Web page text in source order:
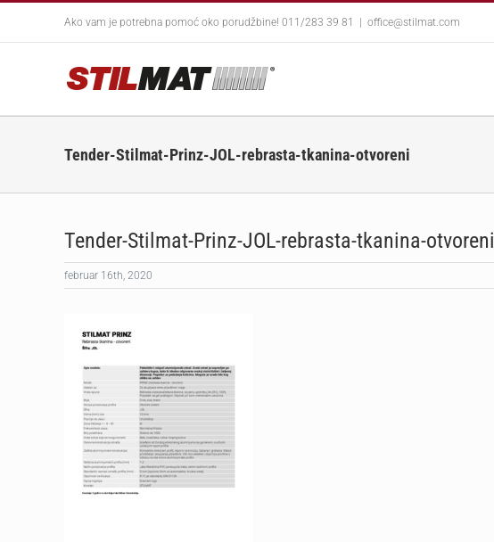
content
Ako vam je potrebna pomoć oko porudžbine! 011/283 39 81 office@stilmat.com
Tender-Stilmat-Prinz-JOL-rebrasta-tkanina-otvoreni
Tender-Stilmat-Prinz-JOL-rebrasta-tkanina-otvoreni
februar 16th, 2020